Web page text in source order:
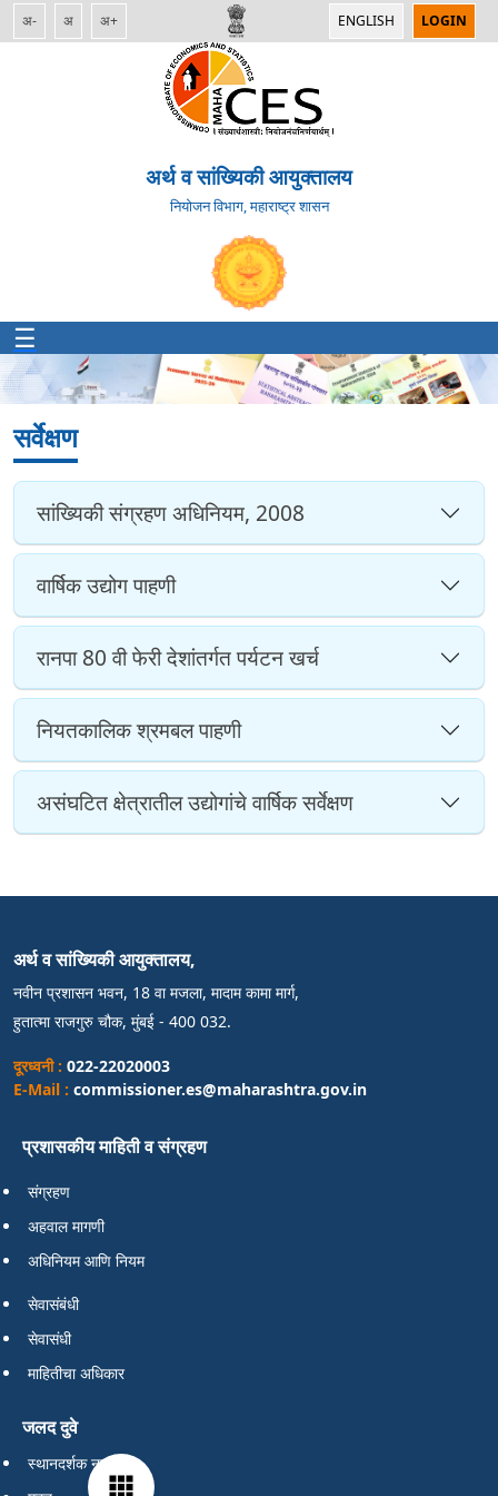
अ- अ अ+ ENGLISH LOGIN
अर्थ व सांख्यिकी आयुक्तालय
नियोजन विभाग, महाराष्ट्र शासन
सर्वेक्षण
सांख्यिकी संग्रहण अधिनियम, 2008
वार्षिक उद्योग पाहणी
रानपा 80 वी फेरी देशांतर्गत पर्यटन खर्च
नियतकालिक श्रमबल पाहणी
असंघटित क्षेत्रातील उद्योगांचे वार्षिक सर्वेक्षण
अर्थ व सांख्य‍िकी आयुक्तालय,
नवीन प्रशासन भवन, 18 वा मजला, मादाम कामा मार्ग,
हुतात्मा राजगुरु चौक, मुंबई - 400 032.
दूरध्वनी : 022-22020003
E-Mail : commissioner.es@maharashtra.gov.in
प्रशासकीय माहिती व संग्रहण
संग्रहण
अहवाल मागणी
अधिनियम आणि नियम
सेवासंबंधी
सेवासंधी
माहितीचा अधिकार
जलद दुवे
स्थानदर्शक नकाशा